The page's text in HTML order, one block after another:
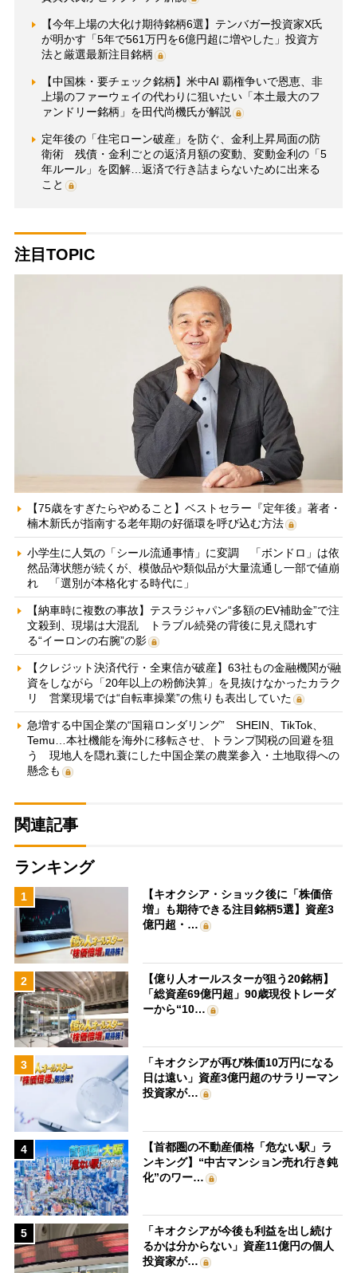
【今年上場の大化け期待銘柄6選】テンバガー投資家X氏
が明かす「5年で561万円を6億円超に増やした」投資方
法と厳選最新注目銘柄
【中国株・要チェック銘柄】米中AI 覇権争いで恩恵、非
上場のファーウェイの代わりに狙いたい「本土最大のフ
ァンドリー銘柄」を田代尚機氏が解説
定年後の「住宅ローン破産」を防ぐ、金利上昇局面の防
衛術 残債・金利ごとの返済月額の変動、変動金利の「5
年ルール」を図解…返済で行き詰まらないために出来る
こと
注目TOPIC
【75歳をすぎたらやめること】ベストセラー『定年後』著者・
楠木新氏が指南する老年期の好循環を呼び込む方法
小学生に人気の「シール流通事情」に変調 「ボンドロ」は依
然品薄状態が続くが、模倣品や類似品が大量流通し一部で値崩
れ 「選別が本格化する時代に」
【納車時に複数の事故】テスラジャパン“多額のEV補助金”で注
文殺到、現場は大混乱 トラブル続発の背後に見え隠れす
る“イーロンの右腕”の影
【クレジット決済代行・全東信が破産】63社もの金融機関が融
資をしながら「20年以上の粉飾決算」を見抜けなかったカラク
リ 営業現場では“自転車操業”の焦りも表出していた
急増する中国企業の“国籍ロンダリング” SHEIN、TikTok、
Temu…本社機能を海外に移転させ、トランプ関税の回避を狙
う 現地人を隠れ蓑にした中国企業の農業参入・土地取得への
懸念も
関連記事
ランキング
1
【キオクシア・ショック後に「株価倍
増」も期待できる注目銘柄5選】資産3
億円超・…
2
【億り人オールスターが狙う20銘柄】
「総資産69億円超」90歳現役トレーダ
ーから“10…
3
「キオクシアが再び株価10万円になる
日は遠い」資産3億円超のサラリーマン
投資家が…
4
【首都圏の不動産価格「危ない駅」ラ
ンキング】“中古マンション売れ行き鈍
化”のワー…
5
「キオクシアが今後も利益を出し続け
るかは分からない」資産11億円の個人
投資家が…